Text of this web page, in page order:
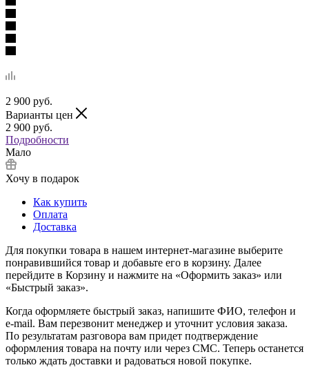
2 900 руб.
Варианты цен
2 900 руб.
Подробности
Мало
Хочу в подарок
Как купить
Оплата
Доставка
Для покупки товара в нашем интернет-магазине выберите
понравившийся товар и добавьте его в корзину. Далее
перейдите в Корзину и нажмите на «Оформить заказ» или
«Быстрый заказ».
Когда оформляете быстрый заказ, напишите ФИО, телефон и
e-mail. Вам перезвонит менеджер и уточнит условия заказа.
По результатам разговора вам придет подтверждение
оформления товара на почту или через СМС. Теперь останется
только ждать доставки и радоваться новой покупке.